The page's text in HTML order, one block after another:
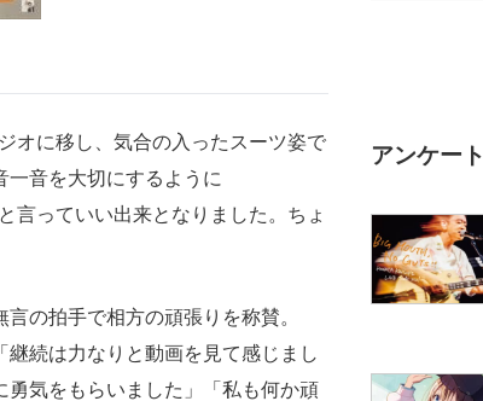
オに移し、気合の入ったスーツ姿で
音を大切にするように
言っていい出来となりました。ちょ
の拍手で相方の頑張りを称賛。
続は力なりと動画を見て感じまし
気をもらいました」「私も何か頑
アンケート